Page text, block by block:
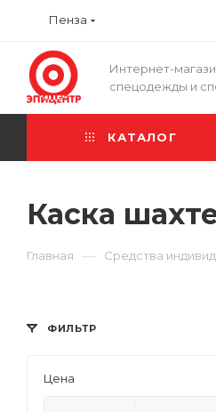
Пенза
Интернет-
спецодежды и
КАТАЛОГ
Каска
Главная — Средства
ФИЛЬТР
Цена